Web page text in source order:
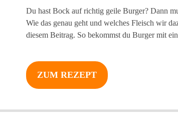
Du hast Bock auf richtig geile Burger? Dann
Wie das genau geht und welches Fleisch wir
diesem Beitrag. So bekommst du Burger mit
ZUM REZEPT